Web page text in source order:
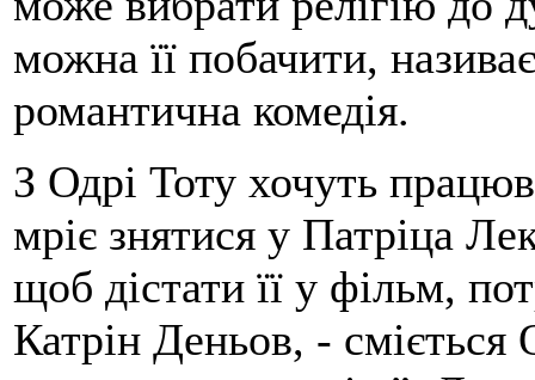
можна її побачити,
романтична комедія.
З Одрі Тоту хочуть
мріє знятися у Патріца
щоб дістати її у фільм,
Катрін Деньов, -